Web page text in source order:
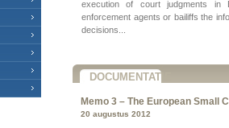
execution of court judgments in
enforcement agents or bailiffs the
decisions...
DOCUMENTATIE
Memo 3 – The European Small
20 augustus 2012